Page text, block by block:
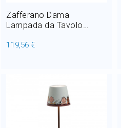
Zafferano Dama
Lampada da Tavolo
29 cm
119,56 €